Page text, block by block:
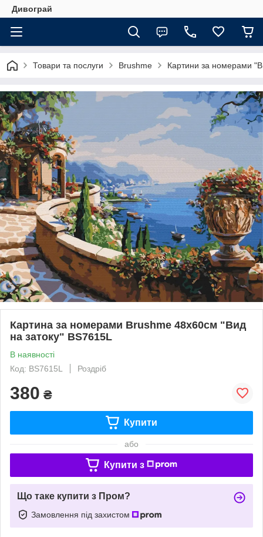
Дивограй
Товари та послуги Brushme Картини за номерами
Картина за номерами Brushme 48x60см "Вид
на затоку" BS7615L
В наявності
Код: BS7615L
Роздріб
380 ₴
Купити
або
Купити з
Що таке купити з Пром?
Замовлення під захистом